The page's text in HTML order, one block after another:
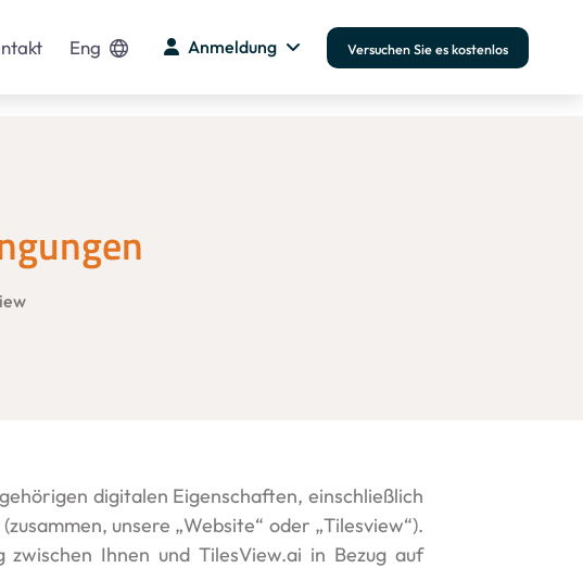
Eng Anmeldung Versuchen Sie es kostenlos
digitalen Eigenschaften, einschließlich
unsere „Website“ oder „Tilesview“).
zwischen Ihnen und TilesView.ai in Bezug auf